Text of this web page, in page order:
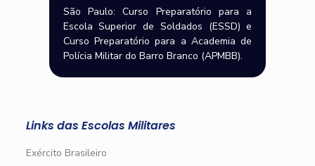
São Paulo: Curso Preparatório para a
Escola Superior de Soldados (ESSD) e
Curso Preparatório para a Academia de
Polícia Militar do Barro Branco (APMBB).
Links das Escolas Militares
Exército Brasileiro